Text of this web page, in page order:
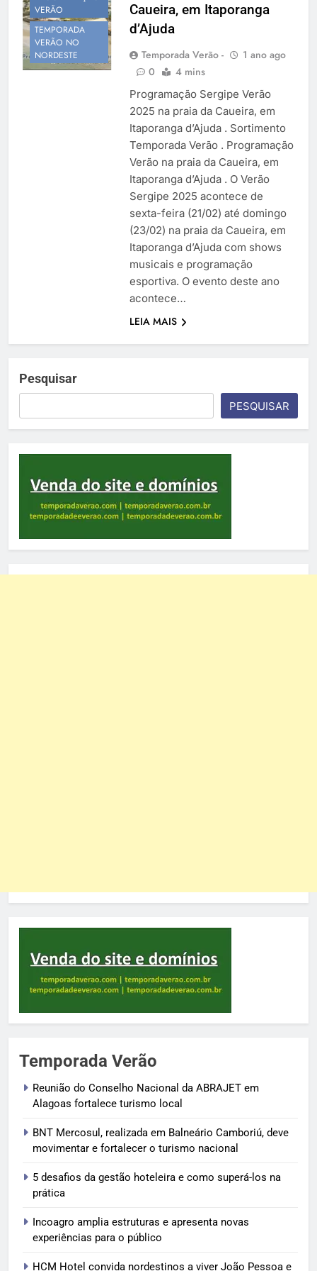
Temporada Verão 2027
VERÃO
TEMPORADA
VERÃO NO
NORDESTE
Caueira, em Itaporanga
d’Ajuda
Temporada Verão -
1 ano ago
0
4 mins
Programação Sergipe Verão
2025 na praia da Caueira, em
Itaporanga d’Ajuda . Sortimento
Temporada Verão . Programação
Verão na praia da Caueira, em
Itaporanga d’Ajuda . O Verão
Sergipe 2025 acontece de
sexta-feira (21/02) até domingo
(23/02) na praia da Caueira, em
Itaporanga d’Ajuda com shows
musicais e programação
esportiva. O evento deste ano
acontece…
LEIA MAIS
Pesquisar
PESQUISAR
Temporada Verão
Reunião do Conselho Nacional da ABRAJET em
Alagoas fortalece turismo local
BNT Mercosul, realizada em Balneário Camboriú, deve
movimentar e fortalecer o turismo nacional
5 desafios da gestão hoteleira e como superá-los na
prática
Incoagro amplia estruturas e apresenta novas
experiências para o público
HCM Hotel convida nordestinos a viver João Pessoa e